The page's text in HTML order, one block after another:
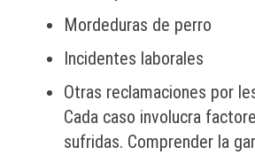
Mordeduras de perro
Incidentes laborales
Otras reclamaciones por
Cada caso involucra
sufridas. Comprender la